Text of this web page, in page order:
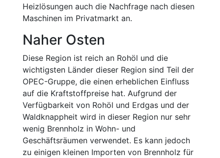
Heizlösungen auch die Nachfrage nach diesen
Maschinen im Privatmarkt an.
Naher Osten
Diese Region ist reich an Rohöl und die
wichtigsten Länder dieser Region sind Teil der
OPEC-Gruppe, die einen erheblichen Einfluss
auf die Kraftstoffpreise hat. Aufgrund der
Verfügbarkeit von Rohöl und Erdgas und der
Waldknappheit wird in dieser Region nur sehr
wenig Brennholz in Wohn- und
Geschäftsräumen verwendet. Es kann jedoch
zu einigen kleinen Importen von Brennholz für